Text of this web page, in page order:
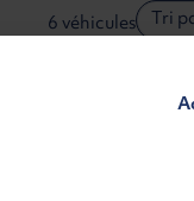
6 véhicules Tri